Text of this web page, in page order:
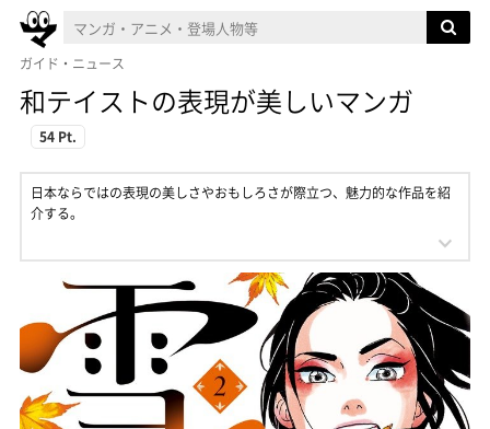
ガイド・ニュース
和テイストの表現が美しいマンガ
54 Pt.
日本ならではの表現の美しさやおもしろさが際立つ、魅力的な作品を紹
介する。